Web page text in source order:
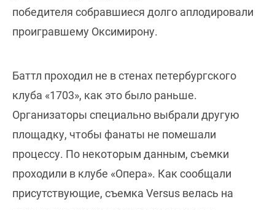
победителя собравшиеся долго аплодировали
проигравшему Оксимирону.
Баттл проходил не в стенах петербургского
клуба «1703», как это было раньше.
Организаторы специально выбрали другую
площадку, чтобы фанаты не помешали
процессу. По некоторым данным, съемки
проходили в клубе «Опера». Как сообщали
присутствующие, съемка Versus велась на